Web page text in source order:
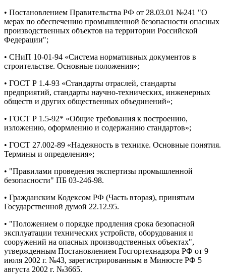
• Постановлением Правительства РФ от 28.03.01 №241 "О
мерах по обеспечению промышленной безопасности опасных
производственных объектов на территории Российской
Федерации";
• СНиП 10-01-94 «Система нормативных документов в
строительстве. Основные положения»;
• ГОСТ Р 1.4-93 «Стандарты отраслей, стандарты
предприятий, стандарты научно-технических, инженерных
обществ и других общественных объединений»;
• ГОСТ Р 1.5-92* «Общие требования к построению,
изложению, оформлению и содержанию стандартов»;
• ГОСТ 27.002-89 «Надежность в технике. Основные понятия.
Термины и определения»;
• "Правилами проведения экспертизы промышленной
безопасности" ПБ 03-246-98.
• Гражданским Кодексом РФ (Часть вторая), принятым
Государственной думой 22.12.95.
• "Положением о порядке продления срока безопасной
эксплуатации технических устройств, оборудования и
сооружений на опасных производственных объектах",
утвержденным Постановлением Госгортехнадзора РФ от 9
июля 2002 г. №43, зарегистрированным в Минюсте РФ 5
августа 2002 г. №3665.